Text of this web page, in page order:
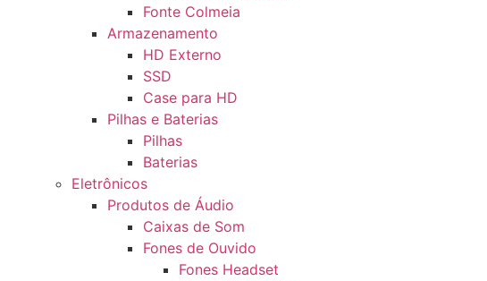
Fonte Colmeia
Armazenamento
HD Externo
SSD
Case para HD
Pilhas e Baterias
Pilhas
Baterias
Eletrônicos
Produtos de Áudio
Caixas de Som
Fones de Ouvido
Fones Headset